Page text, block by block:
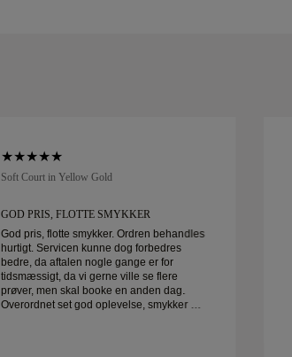
Soft Court in Yellow Gold
GOD PRIS, FLOTTE SMYKKER
God pris, flotte smykker. Ordren behandles
hurtigt. Servicen kunne dog forbedres
bedre, da aftalen nogle gange er for
tidsmæssigt, da vi gerne ville se flere
prøver, men skal booke en anden dag.
Overordnet set god oplevelse, smykker af